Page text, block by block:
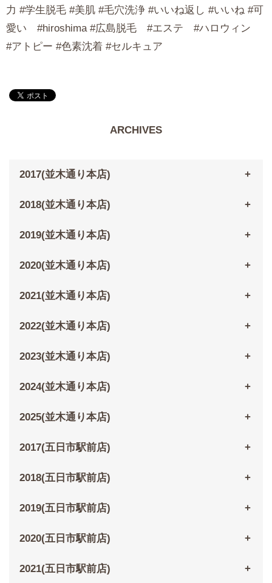
力 #学生脱毛 #美肌 #毛穴洗浄 #いいね返し #いいね #可
愛い #hiroshima #広島脱毛 #エステ #ハロウィン
#アトピー #色素沈着 #セルキュア
ARCHIVES
2017(並木通り本店)
2018(並木通り本店)
2019(並木通り本店)
2020(並木通り本店)
2021(並木通り本店)
2022(並木通り本店)
2023(並木通り本店)
2024(並木通り本店)
2025(並木通り本店)
2017(五日市駅前店)
2018(五日市駅前店)
2019(五日市駅前店)
2020(五日市駅前店)
2021(五日市駅前店)